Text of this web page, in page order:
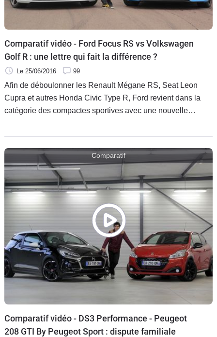
Comparatif vidéo - Ford Focus RS vs Volkswagen
Golf R : une lettre qui fait la différence ?
Le 25/06/2016 99
Afin de déboulonner les Renault Mégane RS, Seat Leon
Cupra et autres Honda Civic Type R, Ford revient dans la
catégorie des compactes sportives avec une nouvelle
Séduisante sur le papier, mais sur la piste ? Pour en avoir le
cœur net, nous l’avons confrontée à la Volkswagen Golf R.
Comparatif
Comparatif vidéo - DS3 Performance - Peugeot
208 GTI By Peugeot Sport : dispute familiale